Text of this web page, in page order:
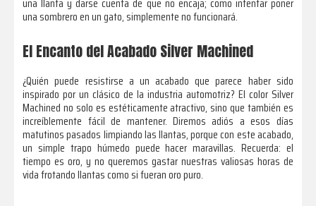
una sombrero en un gato, simplemente no funcionará.
El Encanto del Acabado Silver Machined
¿Quién puede resistirse a un acabado que parece haber sido
inspirado por un clásico de la industria automotriz? El color Silver
Machined no solo es estéticamente atractivo, sino que también es
increíblemente fácil de mantener. Diremos adiós a esos días
matutinos pasados limpiando las llantas, porque con este acabado,
un simple trapo húmedo puede hacer maravillas. Recuerda: el
tiempo es oro, y no queremos gastar nuestras valiosas horas de
vida frotando llantas como si fueran oro puro.